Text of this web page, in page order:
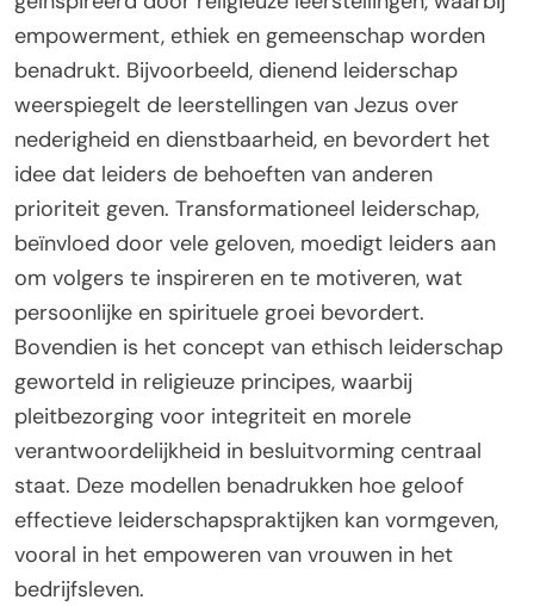
empowerment, ethiek en gemeenschap worden
benadrukt. Bijvoorbeeld, dienend leiderschap
weerspiegelt de leerstellingen van Jezus over
nederigheid en dienstbaarheid, en bevordert het
idee dat leiders de behoeften van anderen
prioriteit geven. Transformationeel leiderschap,
beïnvloed door vele geloven, moedigt leiders aan
om volgers te inspireren en te motiveren, wat
persoonlijke en spirituele groei bevordert.
Bovendien is het concept van ethisch leiderschap
geworteld in religieuze principes, waarbij
pleitbezorging voor integriteit en morele
verantwoordelijkheid in besluitvorming centraal
staat. Deze modellen benadrukken hoe geloof
effectieve leiderschapspraktijken kan vormgeven,
vooral in het empoweren van vrouwen in het
bedrijfsleven.